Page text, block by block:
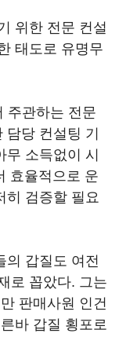
위한 전문 컨설
태도로 유명무
주관하는 전문
당 컨설팅 기
소득없이 시
효율적으로 운
히 검증할 필요
의 갑질도 여전
로 꼽았다. 그는
판매사원 인건
바 갑질 횡포로